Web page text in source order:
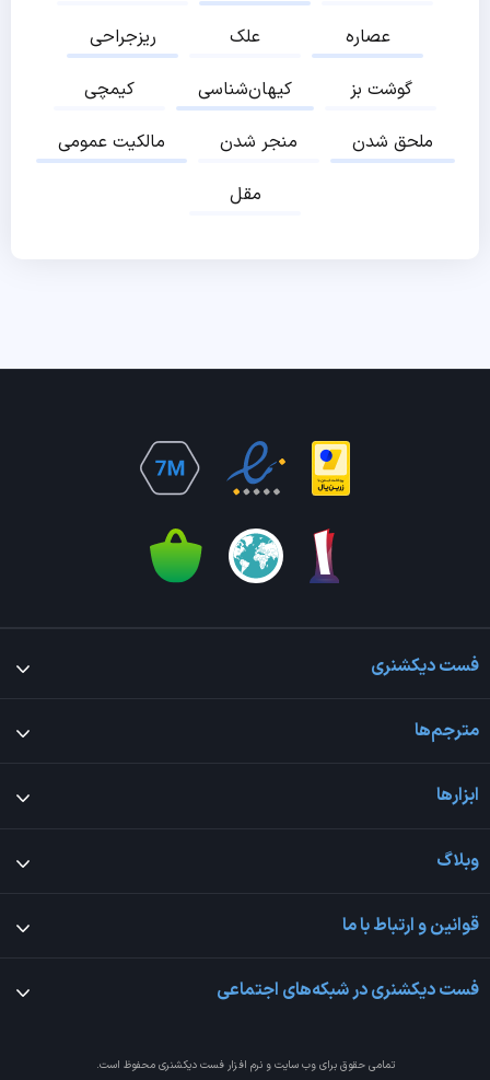
ریزجراحی
علک
عصاره
کیمچی
کیهان‌شناسی
گوشت بز
مالکیت عمومی
منجر شدن
ملحق شدن
مقل
فست دیکشنری
مترجم‌ها
ابزارها
وبلاگ
قوانین و ارتباط با ما
فست دیکشنری در شبکه‌های اجتماعی
تمامی حقوق برای وب سایت و نرم افزارفست دیکشنری محفوظ است.